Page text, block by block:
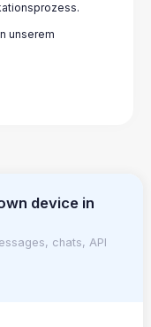
unserem
device in
chats, API